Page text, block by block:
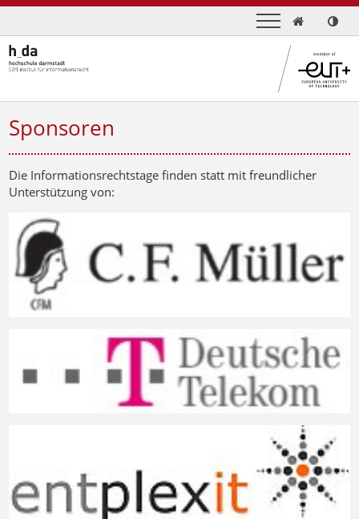

Sponsoren
Die Informationsrechtstage finden statt mit freundlicher
Unterstützung von: